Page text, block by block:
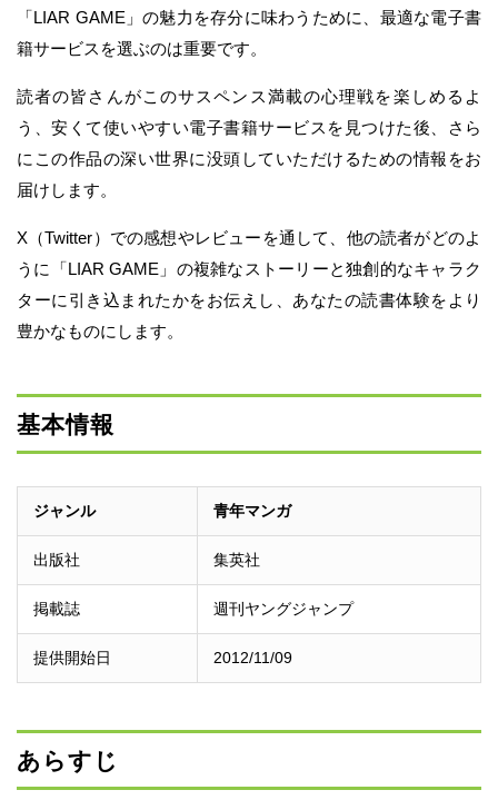
「LIAR GAME」の魅力を存分に味わうために、最適な電子書
籍サービスを選ぶのは重要です。
読者の皆さんがこのサスペンス満載の心理戦を楽しめるよ
う、安くて使いやすい電子書籍サービスを見つけた後、さら
にこの作品の深い世界に没頭していただけるための情報をお
届けします。
X（Twitter）での感想やレビューを通して、他の読者がどのよ
うに「LIAR GAME」の複雑なストーリーと独創的なキャラク
ターに引き込まれたかをお伝えし、あなたの読書体験をより
豊かなものにします。
基本情報
ジャンル 青年マンガ
出版社 集英社
掲載誌 週刊ヤングジャンプ
提供開始日 2012/11/09
あらすじ